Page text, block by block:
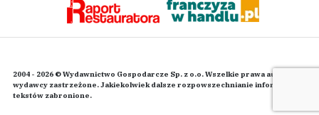
2004 - 2026 © Wydawnictwo Gospodarcze Sp. z o.o. Wszelkie prawa autorskie
wydawcy zastrzeżone. Jakiekolwiek dalsze rozpowszechnianie informacji i
tekstów zabronione.